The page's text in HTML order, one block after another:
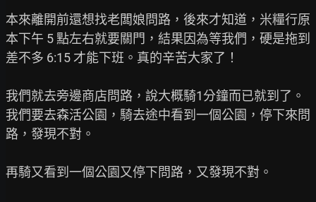
本來離開前還想找老闆娘問路，後來才知道，米糧行原
本下午 5 點左右就要關門，結果因為等我們，硬是拖到
差不多 6:15 才能下班。真的辛苦大家了！
我們就去旁邊商店問路，說大概騎1分鐘而已就到了。
我們要去森活公園，騎去途中看到一個公園，停下來問
路，發現不對。
再騎又看到一個公園又停下問路，又發現不對。